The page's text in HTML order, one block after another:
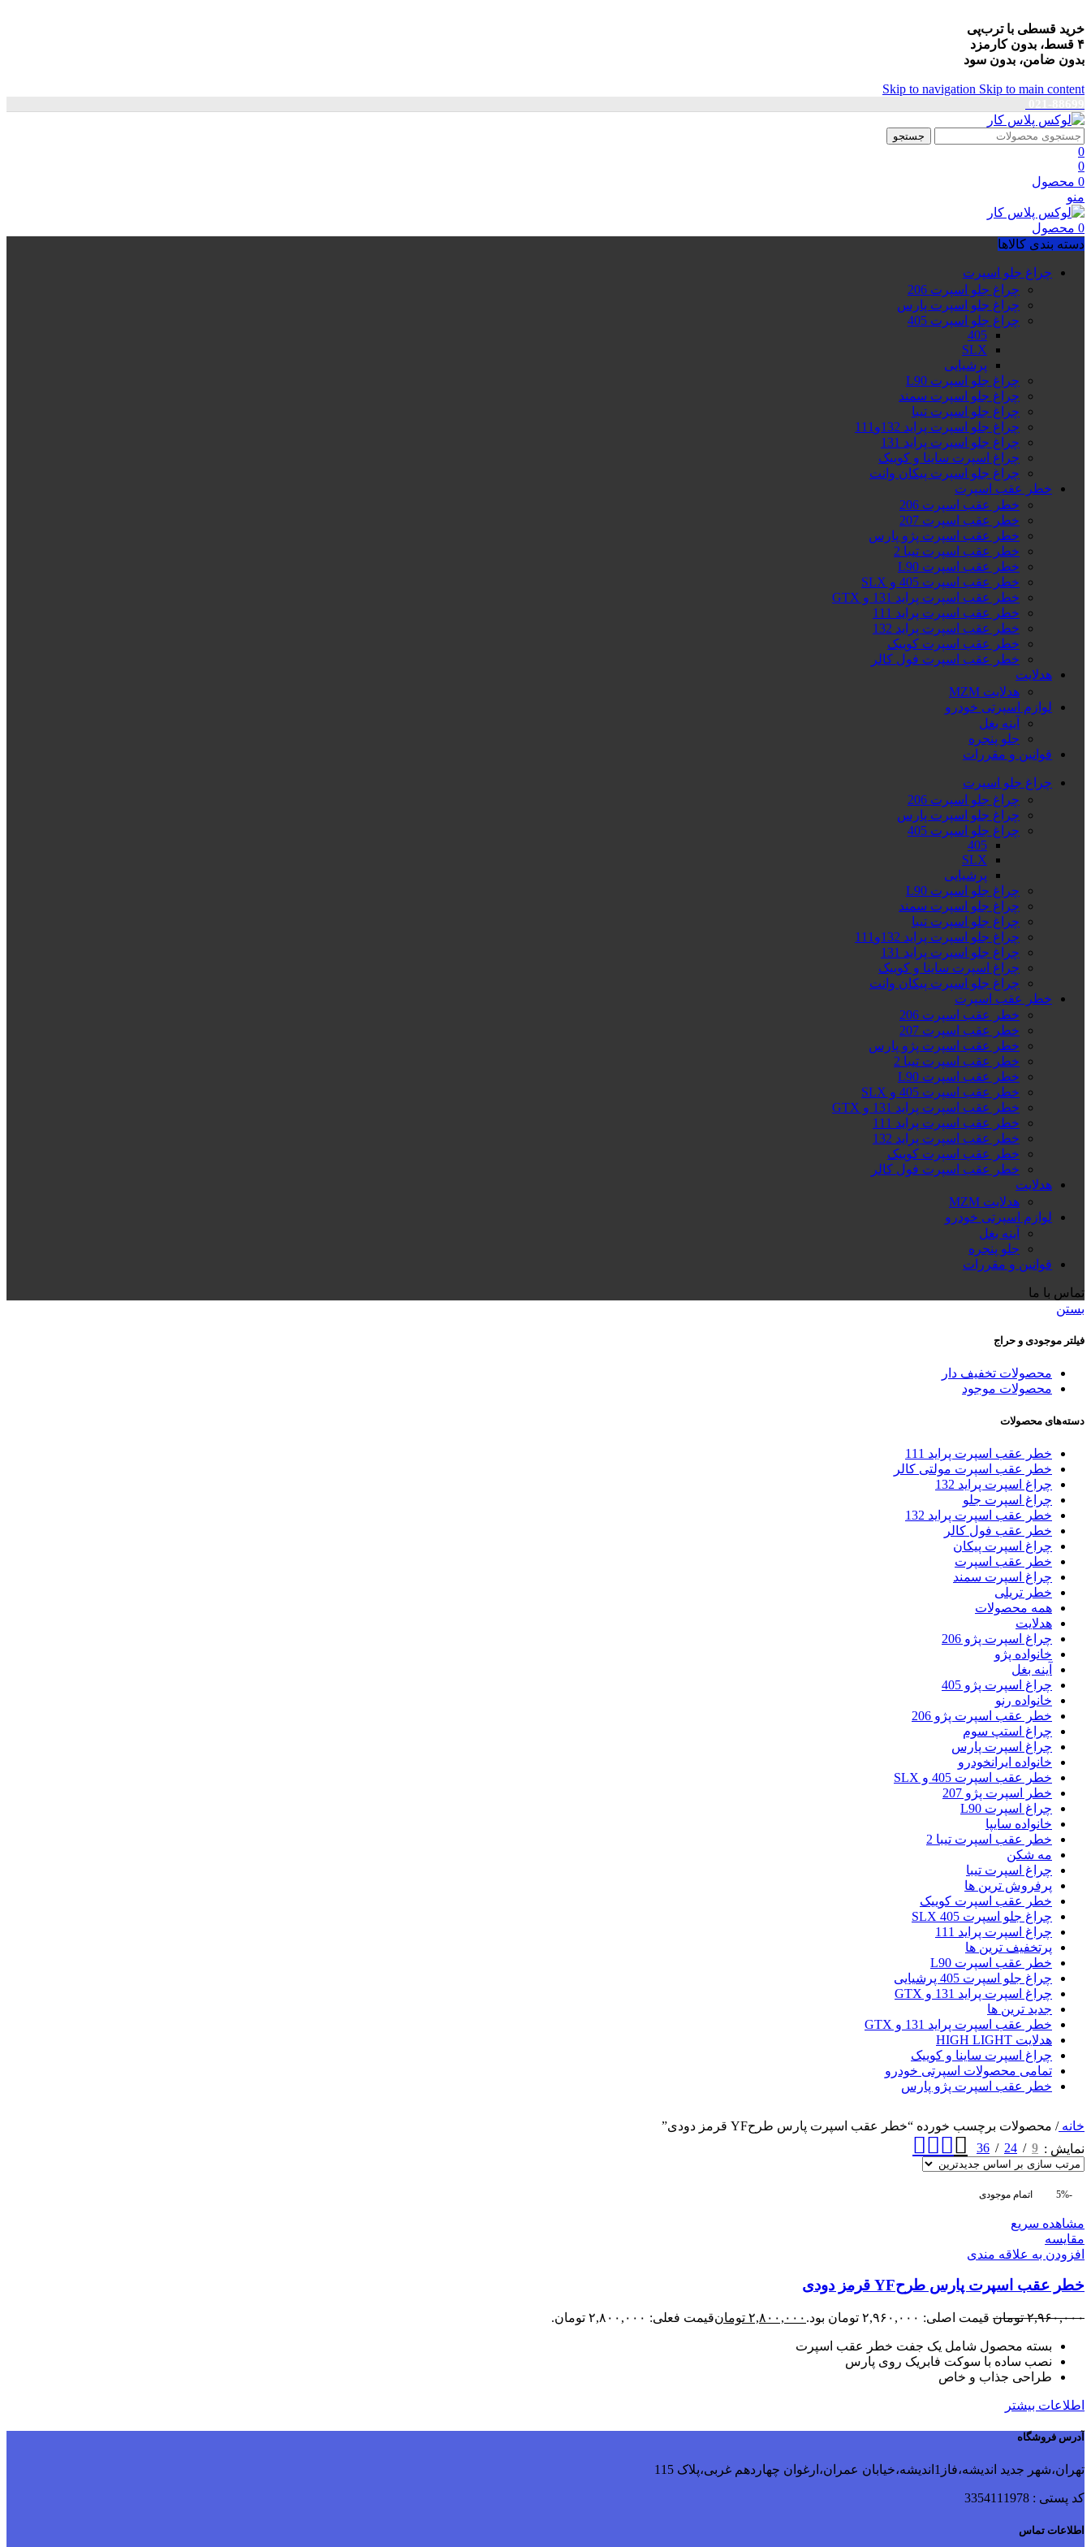
خرید قسطی با ترب‌پی
۴ قسط، بدون کارمزد
بدون ضامن، بدون سود
Skip to navigation Skip to main content
جستجو
0
0
0 محصول
منو
0 محصول
دسته بندی کالاها
چراغ جلو اسپرت
چراغ جلو اسپرت 206
چراغ جلو اسپرت پارس
چراغ جلو اسپرت 405
405
SLX
پرشیایی
چراغ جلو اسپرت L90
چراغ جلو اسپرت سمند
چراغ جلو اسپرت تیبا
چراغ جلو اسپرت پراید 132و111
چراغ جلو اسپرت پراید 131
چراغ اسپرت ساینا و کوییک
چراغ جلو اسپرت پیکان وانت
خطر عقب اسپرت
خطر عقب اسپرت 206
خطر عقب اسپرت 207
خطر عقب اسپرت پژو پارس
خطر عقب اسپرت تیبا 2
خطر عقب اسپرت L90
خطر عقب اسپرت 405 و SLX
خطر عقب اسپرت پراید 131 و GTX
خطر عقب اسپرت پراید 111
خطر عقب اسپرت پراید 132
خطر عقب اسپرت کوییک
خطر عقب اسپرت فول کالر
هدلایت
هدلایت MZM
لوازم اسپرتی خودرو
آینه بغل
جلو پنجره
قوانین و مقررات
چراغ جلو اسپرت
چراغ جلو اسپرت 206
چراغ جلو اسپرت پارس
چراغ جلو اسپرت 405
405
SLX
پرشیایی
چراغ جلو اسپرت L90
چراغ جلو اسپرت سمند
چراغ جلو اسپرت تیبا
چراغ جلو اسپرت پراید 132و111
چراغ جلو اسپرت پراید 131
چراغ اسپرت ساینا و کوییک
چراغ جلو اسپرت پیکان وانت
خطر عقب اسپرت
خطر عقب اسپرت 206
خطر عقب اسپرت 207
خطر عقب اسپرت پژو پارس
خطر عقب اسپرت تیبا 2
خطر عقب اسپرت L90
خطر عقب اسپرت 405 و SLX
خطر عقب اسپرت پراید 131 و GTX
خطر عقب اسپرت پراید 111
خطر عقب اسپرت پراید 132
خطر عقب اسپرت کوییک
خطر عقب اسپرت فول کالر
هدلایت
هدلایت MZM
لوازم اسپرتی خودرو
آینه بغل
جلو پنجره
قوانین و مقررات
تماس با ما
بستن
فیلتر موجودی و حراج
محصولات تخفیف دار
محصولات موجود
دسته‌های محصولات
خطر عقب اسپرت پراید 111
خطر عقب اسپرت مولتی کالر
چراغ اسپرت پراید 132
چراغ اسپرت جلو
خطر عقب اسپرت پراید 132
خطر عقب فول کالر
چراغ اسپرت پیکان
خطر عقب اسپرت
چراغ اسپرت سمند
خطر تریلی
همه محصولات
هدلایت
چراغ اسپرت پژو 206
خانواده پژو
آینه بغل
چراغ اسپرت پژو 405
خانواده رنو
خطر عقب اسپرت پژو 206
چراغ استپ سوم
چراغ اسپرت پارس
خانواده ایرانخودرو
خطر عقب اسپرت 405 و SLX
خطر اسپرت پژو 207
چراغ اسپرت L90
خانواده سایپا
خطر عقب اسپرت تیبا 2
مه شکن
چراغ اسپرت تیبا
پرفروش ترین ها
خطر عقب اسپرت کوییک
چراغ جلو اسپرت 405 SLX
چراغ اسپرت پراید 111
پرتخفیف ترین ها
خطر عقب اسپرت L90
چراغ جلو اسپرت 405 پرشیایی
چراغ اسپرت پراید 131 و GTX
جدید ترین ها
خطر عقب اسپرت پراید 131 و GTX
هدلایت HIGH LIGHT
چراغ اسپرت ساینا و کوییک
تمامی محصولات اسپرتی خودرو
خطر عقب اسپرت پژو پارس
خانه/ محصولات برچسب خورده “خطر عقب اسپرت پارس طرحYF قرمز دودی”
نمایش
9
24
36
-5% اتمام موجودی
مشاهده سریع
مقایسه
افزودن به علاقه مندی
خطر عقب اسپرت پارس طرحYF قرمز دودی
۲,۹۶۰,۰۰۰ تومان قیمت اصلی: ۲,۹۶۰,۰۰۰ تومان بود. ۲,۸۰۰,۰۰۰ تومانقیمت فعلی: ۲,۸۰۰,۰۰۰ تومان.
بسته محصول شامل یک جفت خطر عقب اسپرت
نصب ساده با سوکت فابریک روی پارس
طراحی جذاب و خاص
اطلاعات بیشتر
آدرس فروشگاه
تهران،شهر جدید اندیشه،فاز1اندیشه،خیابان عمران،ارغوان چهاردهم غربی،پلاک 115
کد پستی : 3354111978
اطلاعات تماس